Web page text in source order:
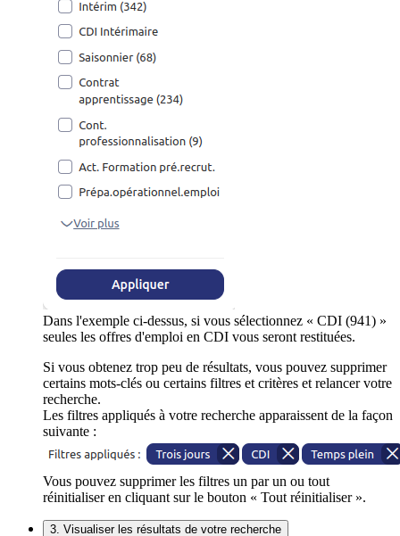
Dans l'exemple ci-dessus, si vous sélectionnez « CDI (941) »
seules les offres d'emploi en CDI vous seront restituées.
Si vous obtenez trop peu de résultats, vous pouvez supprimer
certains mots-clés ou certains filtres et critères et relancer votre
recherche.
Les filtres appliqués à votre recherche apparaissent de la façon
suivante :
Vous pouvez supprimer les filtres un par un ou tout
réinitialiser en cliquant sur le bouton « Tout réinitialiser ».
3. Visualiser les résultats de votre recherche